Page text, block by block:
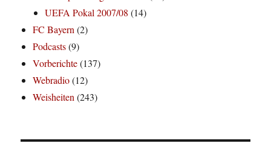
UEFA Pokal 2007/08 (14)
FC Bayern(2)
Podcasts(9)
Vorberichte(137)
Webradio(12)
Weisheiten(243)